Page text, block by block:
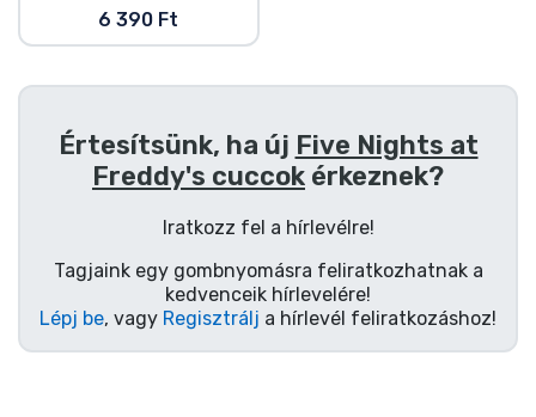
6 390 Ft
Értesítsünk, ha új Five Nights at
Freddy's cuccok érkeznek?
Iratkozz fel a hírlevélre!
Tagjaink egy gombnyomásra feliratkozhatnak a
kedvenceik hírlevelére!
Lépj be, vagy Regisztrálj a hírlevél feliratkozáshoz!
Animés cuccok
Gamer cuccok
Sportos cuccok
Zenés cuccok
Terméktípusok